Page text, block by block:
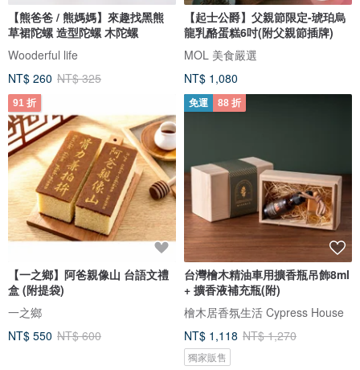
【熊爸爸 / 熊媽媽】來趣找黑熊
草裙陀螺 造型陀螺 木陀螺
Wooderful life
NT$ 260 NT$ 325
【起士公爵】父親節限定-琥珀烏
龍乳酪蛋糕6吋(附父親節插牌)
MOL 美食嚴選
NT$ 1,080
91 折
【一之鄉】阿爸親像山 台語文禮
盒 (附提袋)
一之鄉
NT$ 550 NT$ 600
免運 88 折
台灣檜木精油車用擴香瓶吊飾8ml
+ 擴香液補充瓶(附)
檜木居香氛生活 Cypress House
NT$ 1,118 NT$ 1,270
獨家販售